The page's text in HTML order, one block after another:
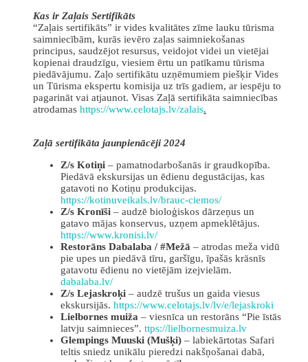
Kas ir Zaļais Sertifikāts
“Zaļais sertifikāts” ir vides kvalitātes zīme lauku tūrisma
saimniecībām, kurās ievēro zaļas saimniekošanas
principus, saudzējot resursus, veidojot videi un vietējai
kopienai draudzīgu, viesiem ērtu un patīkamu tūrisma
piedāvājumu. Zaļo sertifikātu uzņēmumiem piešķir Vides
un Tūrisma ekspertu komisija uz trīs gadiem, ar iespēju to
pagarināt vai atjaunot. Visas Zaļā sertifikāta saimniecības
atrodamas https://www.celotajs.lv/zalais.
Zaļā sertifikāta jaunpienācēji 2024
Z/s Kotiņi – pamatnodarbošanās ir graudkopība.
Piedāvā ekskursijas un ēdienu degustācijas, kas
gatavoti no Kotiņu produkcijas.
https://kotinuveikals.lv/brauc-ciemos/
Z/s Kronīši – audzē bioloģiskos dārzeņus un
gatavo mājas konservus, uzņem apmeklētājus.
https://www.kronisi.lv/
Restorāns Dabalaba / #Mežā – atrodas meža vidū
pie upes un piedāvā tīru, garšīgu, īpašās krāsnīs
gatavotu ēdienu no vietējām izejvielām.
dabalaba.lv/
Z/s Lejaskroķi – audzē trušus un gaida viesus
ekskursijās. https://www.celotajs.lv/lv/e/lejaskroki
Lielbornes muiža – viesnīca un restorāns “Pie īstās
latvju saimnieces”. ttps://lielbornesmuiza.lv
Glempings Muuski (Mušķi) – labiekārtotas Safari
teltis sniedz unikālu pieredzi nakšņošanai dabā,